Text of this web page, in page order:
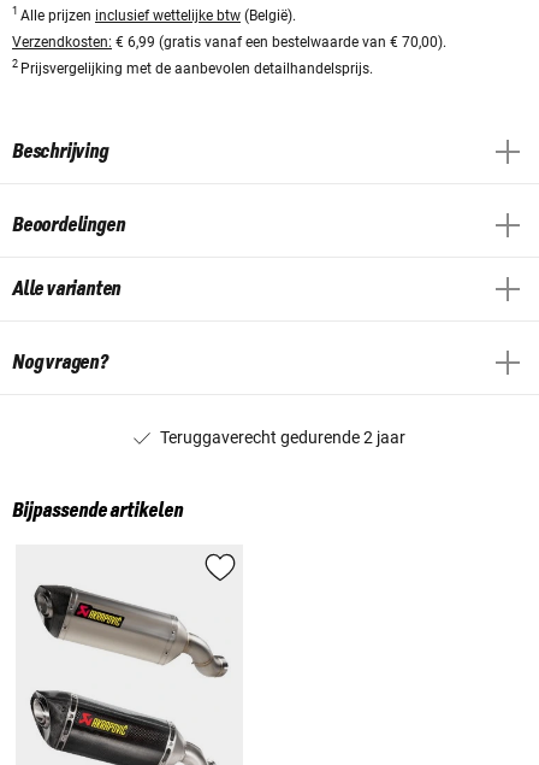
1 Alle prijzen inclusief wettelijke btw (België).
Verzendkosten: € 6,99 (gratis vanaf een bestelwaarde van € 70,00).
2 Prijsvergelijking met de aanbevolen detailhandelsprijs.
Beschrijving
Beoordelingen
Alle varianten
Nog vragen?
Teruggaverecht gedurende 2 jaar
Bijpassende artikelen